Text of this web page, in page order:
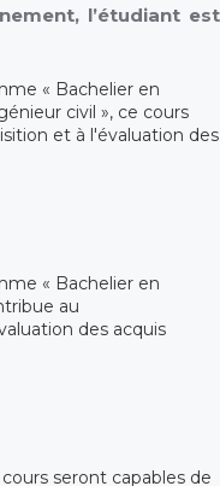
l’étudiant est
« Bachelier en
civil », ce cours
et à l'évaluation des
« Bachelier en
au
des acquis
seront capables de